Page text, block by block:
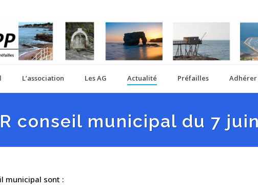
L’association Les AG Actualité Préfailles Adhérer
conseil municipal du 7
municipal sont :